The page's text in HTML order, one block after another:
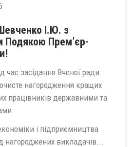
І.Ю. з
Подякою Прем’єр-
час засідання Вченої ради
нагородження кращих
працівників державними та
і підприємництва
нагороджених викладачів...